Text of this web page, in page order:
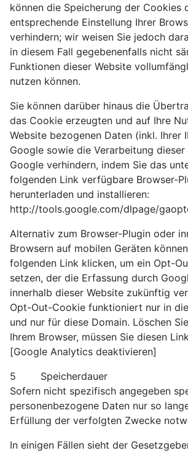
können die Speicherung der Cookies
entsprechende Einstellung Ihrer
verhindern; wir weisen Sie jedoch
in diesem Fall gegebenenfalls nicht
Funktionen dieser Website
nutzen können.
Sie können darüber hinaus die
das Cookie erzeugten und auf Ihre
Website bezogenen Daten (inkl. Ihrer
Google sowie die Verarbeitung
Google verhindern, indem Sie das
folgenden Link verfügbare Browser-
herunterladen und installieren:
http://tools.google.com/dlpage/
Alternativ zum Browser-Plugin oder
Browsern auf mobilen Geräten
folgenden Link klicken, um ein Opt-
setzen, der die Erfassung durch
innerhalb dieser Website zukünftig
Opt-Out-Cookie funktioniert nur in
und nur für diese Domain. Löschen
Ihrem Browser, müssen Sie diesen
[Google Analytics deaktivieren]
5 Speicherdauer
Sofern nicht spezifisch angegeben
personenbezogene Daten nur so
Erfüllung der verfolgten Zwecke
In einigen Fällen sieht der